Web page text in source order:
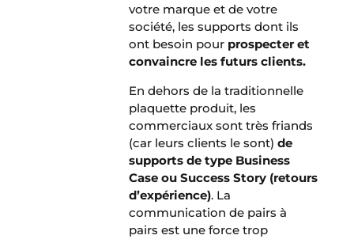
votre marque et de votre
société, les supports dont ils
ont besoin pour prospecter et
convaincre les futurs clients.
En dehors de la traditionnelle
plaquette produit, les
commerciaux sont très friands
(car leurs clients le sont)de
supports de type Business
Case ou Success Story (retours
d’expérience). La
communication de pairs à
pairs est une force trop